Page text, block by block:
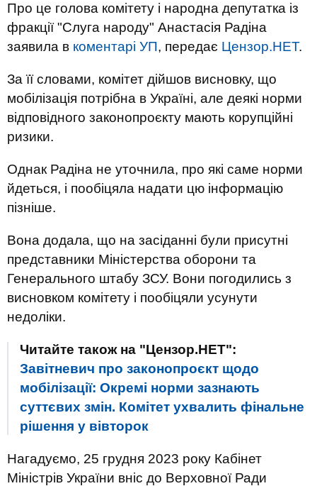
Про це голова комітету і народна депутатка із
фракції "Слуга народу" Анастасія Радіна
заявила в коментарі УП, передає Цензор.НЕТ.
За її словами, комітет дійшов висновку, що
мобілізація потрібна в Україні, але деякі норми
відповідного законопроєкту мають корупційні
ризики.
Однак Радіна не уточнила, про які саме норми
йдеться, і пообіцяла надати цю інформацію
пізніше.
Вона додала, що на засіданні були присутні
представники Міністерства оборони та
Генерального штабу ЗСУ. Вони погодились з
висновком комітету і пообіцяли усунути
недоліки.
Читайте також на "Цензор.НЕТ":
Завітневич про законопроєкт щодо
мобілізації: Окремі норми зазнають
суттєвих змін. Комітет ухвалить фінальне
рішення у вівторок
Нагадуємо, 25 грудня 2023 року Кабінет
Міністрів України вніс до Верховної Ради